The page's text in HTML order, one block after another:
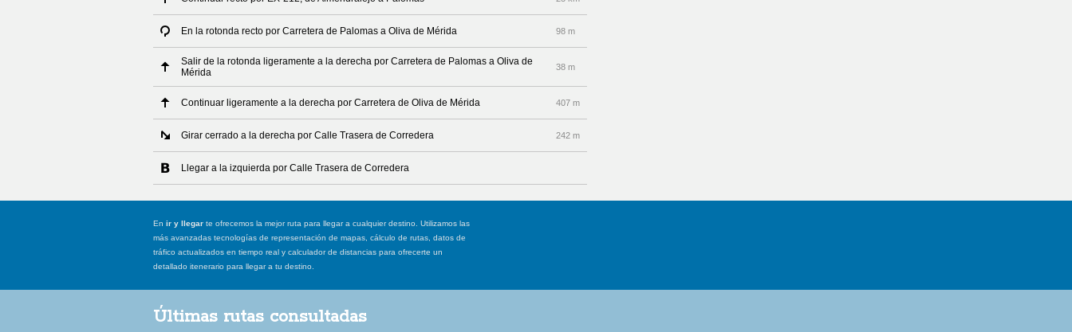
En la rotonda recto por Carretera de Palomas a Oliva de Mérida 98 m
Salir de la rotonda ligeramente a la derecha por Carretera de Palomas a Oliva de
Mérida
38 m
Continuar ligeramente a la derecha por Carretera de Oliva de Mérida 407 m
Girar cerrado a la derecha por Calle Trasera de Corredera 242 m
Llegar a la izquierda por Calle Trasera de Corredera
En ir y llegar te ofrecemos la mejor ruta para llegar a cualquier destino. Utilizamos las
más avanzadas tecnologías de representación de mapas, cálculo de rutas, datos de
tráfico actualizados en tiempo real y calculador de distancias para ofrecerte un
detallado itenerario para llegar a tu destino.
Últimas rutas consultadas